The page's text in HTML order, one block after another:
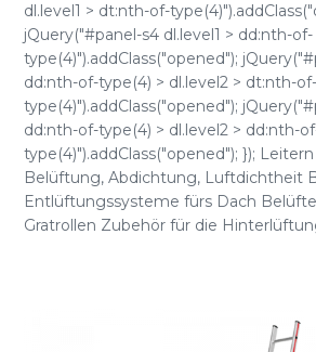
dl.level1 > dt:nth-of-
jQuery("#panel-s4 dl.level1 > dd:nth-of-
type(4)").addClass("opened");
dd:nth-of-type(4) > dl.level2 > dt:nth-of-
type(4)").addClass("opened");
dd:nth-of-type(4) > dl.level2 > dd:nth-
type(4)").addClass("opened"); });
Belüftung, Abdichtung, Luftdichtheit
Entlüftungssysteme fürs Dach
Gratrollen Zubehör für die